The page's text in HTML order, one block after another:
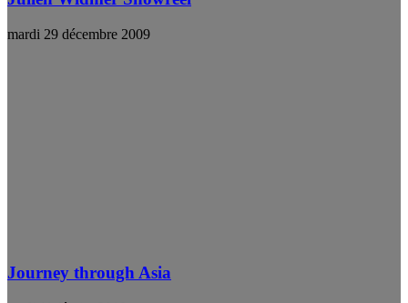
mardi 29 décembre 2009
Journey through Asia